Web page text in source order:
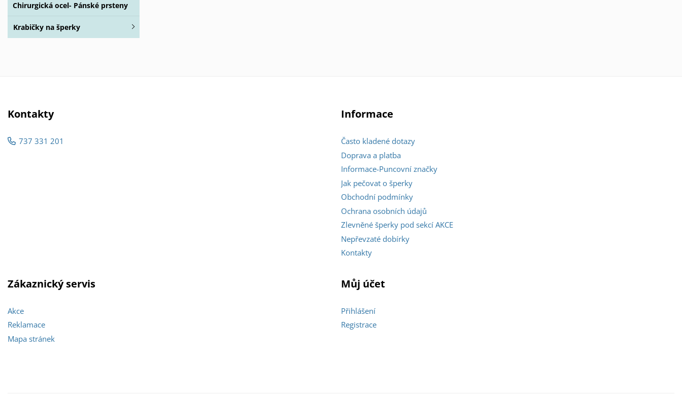
Chirurgická ocel- Pánské prsteny
Krabičky na šperky
Kontakty
737 331 201
Informace
Často kladené dotazy
Doprava a platba
Informace-Puncovní značky
Jak pečovat o šperky
Obchodní podmínky
Ochrana osobních údajů
Zlevněné šperky pod sekcí AKCE
Nepřevzaté dobírky
Kontakty
Zákaznický servis
Akce
Reklamace
Mapa stránek
Můj účet
Přihlášení
Registrace